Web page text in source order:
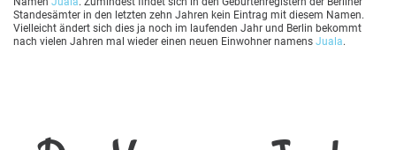
Standesämter in den letzten zehn Jahren kein Eintrag mit diesem Namen.
Vielleicht ändert sich dies ja noch im laufenden Jahr und Berlin bekommt
nach vielen Jahren mal wieder einen neuen Einwohner namens Juala.